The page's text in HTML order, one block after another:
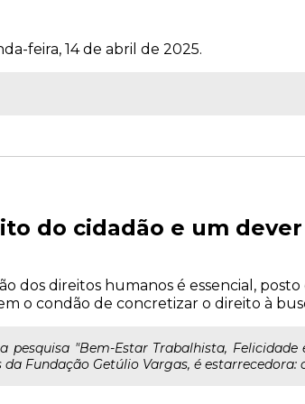
feira, 14 de abril de 2025.
do cidadão e um
dos direitos humanos é essencial,
o condão de concretizar o direito à
"Bem-Estar Trabalhista, Felicidade
Fundação Getúlio Vargas, é